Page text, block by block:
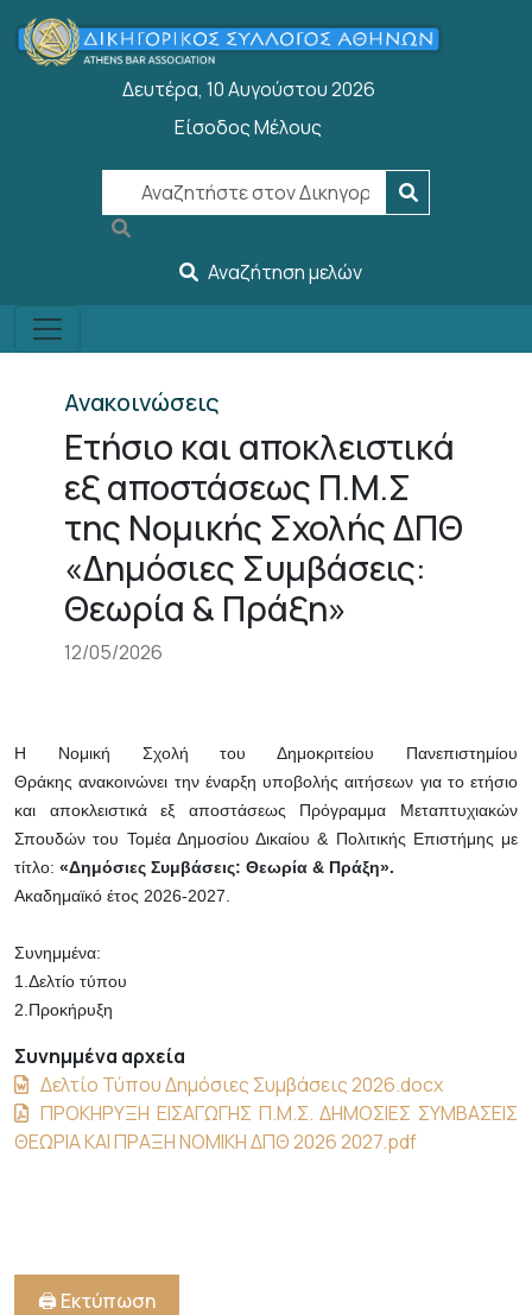
Παράκαμψη προς το κυρίως περιεχόμενο
Δευτέρα, 10 Αυγούστου 2026
User account menu
Είσοδος Μέλους
Αναζήτηση μελών
Ανακοινώσεις
Ετήσιο και αποκλειστικά
εξ αποστάσεως Π.Μ.Σ
της Νομικής Σχολής ΔΠΘ
«Δημόσιες Συμβάσεις:
Θεωρία & Πράξη»
12/05/2026
Η Νομική Σχολή του Δημοκριτείου Πανεπιστημίου
Θράκης ανακοινώνει την έναρξη υποβολής αιτήσεων για το ετήσιο
και αποκλειστικά εξ αποστάσεως Πρόγραμμα Μεταπτυχιακών
Σπουδών του Τομέα Δημοσίου Δικαίου & Πολιτικής Επιστήμης με
τίτλο: «Δημόσιες Συμβάσεις: Θεωρία & Πράξη».
Ακαδημαϊκό έτος 2026-2027.
Συνημμένα:
1.Δελτίο τύπου
2.Προκήρυξη
Συνημμένα αρχεία
Δελτίο Τύπου Δημόσιες Συμβάσεις 2026.docx
ΠΡΟΚΗΡΥΞΗ ΕΙΣΑΓΩΓΗΣ Π.Μ.Σ. ΔΗΜΟΣΙΕΣ ΣΥΜΒΑΣΕΙΣ
ΘΕΩΡΙΑ ΚΑΙ ΠΡΑΞΗ ΝΟΜΙΚΗ ΔΠΘ 2026 2027.pdf
🖨️ Εκτύπωση